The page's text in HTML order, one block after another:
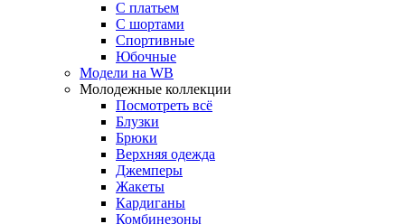
С платьем
С шортами
Спортивные
Юбочные
Модели на WB
Молодежные коллекции
Посмотреть всё
Блузки
Брюки
Верхняя одежда
Джемперы
Жакеты
Кардиганы
Комбинезоны